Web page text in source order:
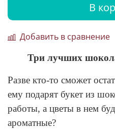
В
Добавить в сравнение
Три лучших
Разве кто-то сможет
ему подарят букет из
работы, а цветы в нем
ароматные?